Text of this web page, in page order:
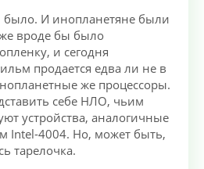
было. И инопланетяне были
вроде бы было
и сегодня
продается едва ли не в
же процессоры.
себе НЛО, чьим
устройства, аналогичные
Intel-4004. Но, может быть,
тарелочка.